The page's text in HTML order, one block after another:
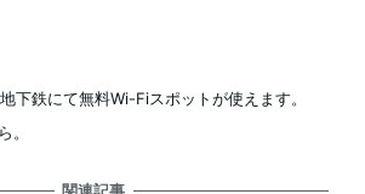
下鉄にて無料Wi-Fiスポットが使えます。
。